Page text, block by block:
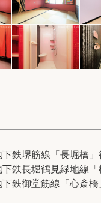
下鉄堺筋線「長堀橋」
下鉄長堀鶴見緑地線
下鉄御堂筋線「心斎橋